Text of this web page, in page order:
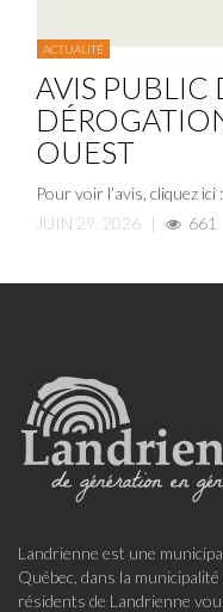
ACTUALITÉ
AVIS
OUEST
Pour voir l’avis, cliquez ici
JUIN 29, 2026 | 661
Landrienne est une
Québec, dans la
résidents de Landrienne